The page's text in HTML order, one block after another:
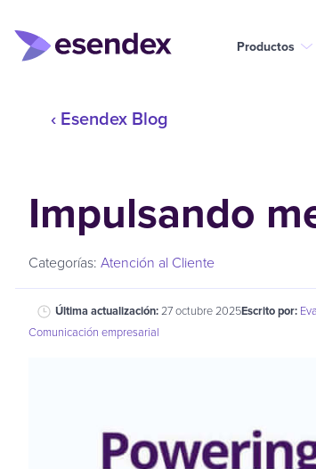
Productos
‹ Esendex Blog
Impulsando
Categorías: Atención al Cliente
Última actualización:27 octubre 2025Escrito por:
Comunicación empresarial